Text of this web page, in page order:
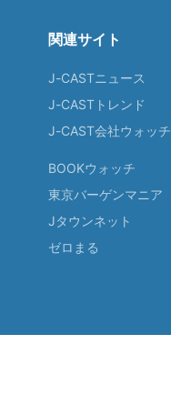
関連サイト
J-CASTニュース
J-CASTトレンド
J-CAST会社ウォッチ
BOOKウォッチ
東京バーゲンマニア
Jタウンネット
ゼロまる